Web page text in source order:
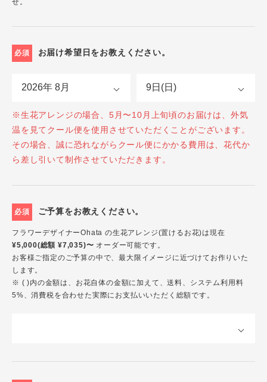
せ。
必須 お届け希望日をお教えください。
※生花アレンジの場合、5月〜10月上旬頃のお届けは、外気
温を見てクール便を使用させていただくことがございます。
その場合、誠に恐れながらクール便にかかる費用は、花代か
ら差し引いて制作させていただきます。
必須 ご予算をお教えください。
フラワーデザイナーOhata の生花アレンジ(置けるお花)は現在
¥5,000(総額 ¥7,035)〜 オーダー可能です。
お客様ご指定のご予算の中で、最大限イメージに近づけてお作りいた
します。
※ ( )内の金額は、お花自体の金額に加えて、送料、システム利用料
5%、消費税を合わせた実際にお支払いいただく総額です。